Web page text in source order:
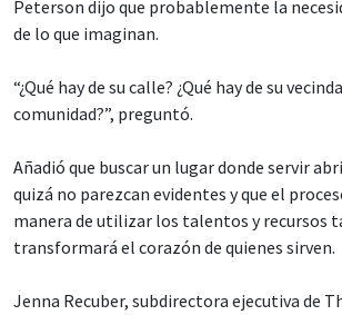
Peterson dijo que probablemente la
de lo que imaginan.
“¿Qué hay de su calle? ¿Qué hay de su
comunidad?”, preguntó.
Añadió que buscar un lugar donde servir
quizá no parezcan evidentes y que el
manera de utilizar los talentos y recursos
transformará el corazón de quienes sirven.
Jenna Recuber, subdirectora ejecutiva de